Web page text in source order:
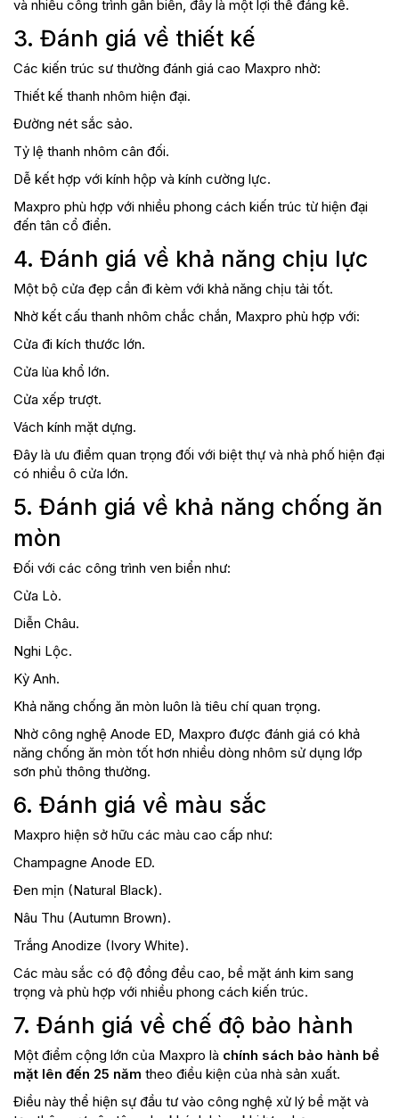
và nhiều công trình gần biển, đây là một lợi thế đáng kể.
3. Đánh giá về thiết kế
Các kiến trúc sư thường đánh giá cao Maxpro nhờ:
Thiết kế thanh nhôm hiện đại.
Đường nét sắc sảo.
Tỷ lệ thanh nhôm cân đối.
Dễ kết hợp với kính hộp và kính cường lực.
Maxpro phù hợp với nhiều phong cách kiến trúc từ hiện đại
đến tân cổ điển.
4. Đánh giá về khả năng chịu lực
Một bộ cửa đẹp cần đi kèm với khả năng chịu tải tốt.
Nhờ kết cấu thanh nhôm chắc chắn, Maxpro phù hợp với:
Cửa đi kích thước lớn.
Cửa lùa khổ lớn.
Cửa xếp trượt.
Vách kính mặt dựng.
Đây là ưu điểm quan trọng đối với biệt thự và nhà phố hiện đại
có nhiều ô cửa lớn.
5. Đánh giá về khả năng chống ăn
mòn
Đối với các công trình ven biển như:
Cửa Lò.
Diễn Châu.
Nghi Lộc.
Kỳ Anh.
Khả năng chống ăn mòn luôn là tiêu chí quan trọng.
Nhờ công nghệ Anode ED, Maxpro được đánh giá có khả
năng chống ăn mòn tốt hơn nhiều dòng nhôm sử dụng lớp
sơn phủ thông thường.
6. Đánh giá về màu sắc
Maxpro hiện sở hữu các màu cao cấp như:
Champagne Anode ED.
Đen mịn (Natural Black).
Nâu Thu (Autumn Brown).
Trắng Anodize (Ivory White).
Các màu sắc có độ đồng đều cao, bề mặt ánh kim sang
trọng và phù hợp với nhiều phong cách kiến trúc.
7. Đánh giá về chế độ bảo hành
Một điểm cộng lớn của Maxpro là chính sách bảo hành bề
mặt lên đến 25 năm theo điều kiện của nhà sản xuất.
Điều này thể hiện sự đầu tư vào công nghệ xử lý bề mặt và